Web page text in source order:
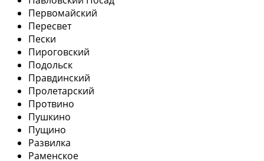
Первомайский
Пересвет
Пески
Пироговский
Подольск
Правдинский
Пролетарский
Протвино
Пушкино
Пущино
Развилка
Раменское